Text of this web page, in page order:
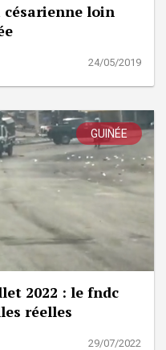
loin
24/05/2019
GUINÉE
2022 : le fndc
réelles
29/07/2022